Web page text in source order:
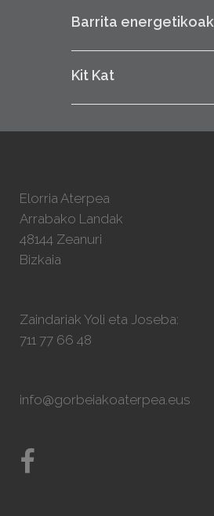
Barrita energetikoak
Kit Kat
Elorria Aterpea
Arrabako Landak
48144 Zeanuri
Bizkaia
Zaindariak Yoli eta Joseba:
711 77 66 48
info@gorbeiakoaterpea.eus